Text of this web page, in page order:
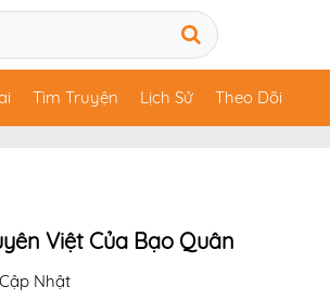
Tìm Truyện Lịch Sử Theo Dõi
Việt Của Bạo Quân
Nhật